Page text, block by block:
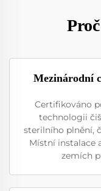
Mezinárodní
Certifikováno
technologii
sterilního plnění,
Místní instalace
zemích